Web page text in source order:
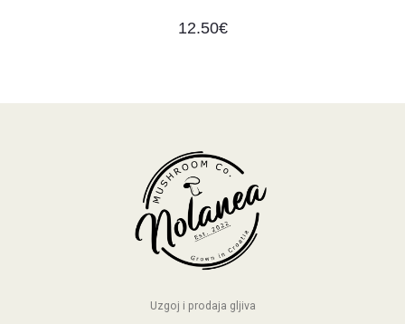
12.50€
Uzgoj i prodaja gljiva